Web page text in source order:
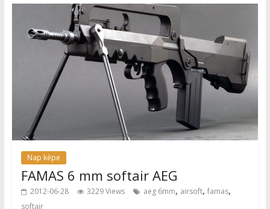
Nap képe
FAMAS 6 mm softair AEG
2012-06-28 3229 Views aeg 6mm, airsoft, famas,
softair